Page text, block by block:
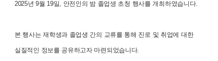
2025년 9월 19일, 안전인의 밤 졸업생 초청 행사를 개최하였습니다.
본 행사는 재학생과 졸업생 간의 교류를 통해 진로 및 취업에 대한
실질적인 정보를 공유하고자 마련되었습니다.